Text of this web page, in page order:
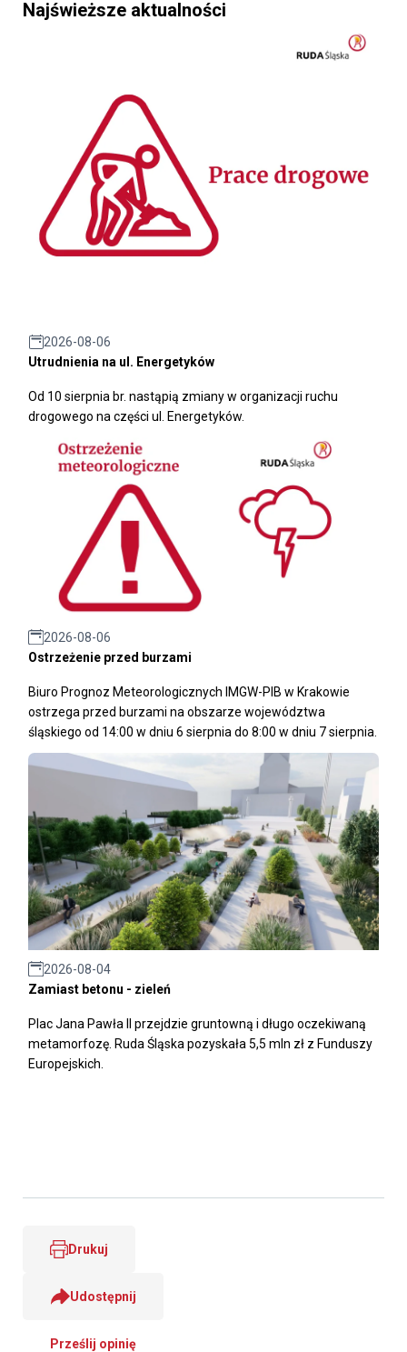
Najświeższe aktualności
2026-08-06
Utrudnienia na ul. Energetyków
Od 10 sierpnia br. nastąpią zmiany w organizacji ruchu
drogowego na części ul. Energetyków.
2026-08-06
Ostrzeżenie przed burzami
Biuro Prognoz Meteorologicznych IMGW-PIB w Krakowie
ostrzega przed burzami na obszarze województwa
śląskiego od 14:00 w dniu 6 sierpnia do 8:00 w dniu 7 sierpnia.
2026-08-04
Zamiast betonu - zieleń
Plac Jana Pawła II przejdzie gruntowną i długo oczekiwaną
metamorfozę. Ruda Śląska pozyskała 5,5 mln zł z Funduszy
Europejskich.
Drukuj
Udostępnij
Prześlij opinię